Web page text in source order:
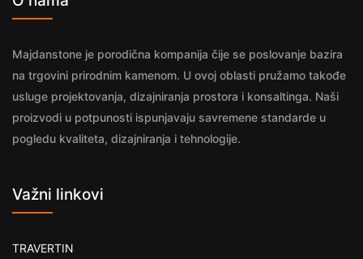
Majdanstone je porodična kompanija čije se poslovanje bazira
na trgovini prirodnim kamenom. U ovoj oblasti pružamo takođe
usluge projektovanja, dizajniranja prostora i konsaltinga. Naši
proizvodi u potpunosti ispunjavaju savremene standarde u
pogledu kvaliteta, dizajniranja i tehnologije.
Važni linkovi
TRAVERTIN